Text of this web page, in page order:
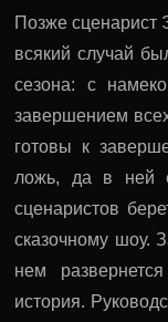
Позже сценарист
всякий случай
сезона: с
завершением
готовы к
ложь, да в ней
сценаристов
сказочному шоу.
нем
история.